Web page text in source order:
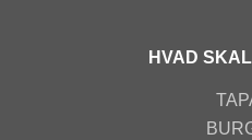
HVAD